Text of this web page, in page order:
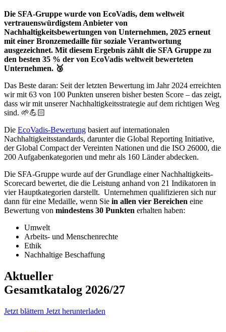
Die SFA-Gruppe wurde von EcoVadis, dem weltweit
vertrauenswürdigstem Anbieter von
Nachhaltigkeitsbewertungen von Unternehmen, 2025 erneut
mit einer Bronzemedaille für soziale Verantwortung
ausgezeichnet. Mit diesem Ergebnis zählt die SFA Gruppe zu
den besten 35 % der von EcoVadis weltweit bewerteten
Unternehmen. 🥉
Das Beste daran: Seit der letzten Bewertung im Jahr 2024 erreichten
wir mit 63 von 100 Punkten unseren bisher besten Score – das zeigt,
dass wir mit unserer Nachhaltigkeitsstrategie auf dem richtigen Weg
sind. 🌱💪🏻
Die EcoVadis-Bewertung basiert auf internationalen
Nachhaltigkeitsstandards, darunter die Global Reporting Initiative,
der Global Compact der Vereinten Nationen und die ISO 26000, die
200 Aufgabenkategorien und mehr als 160 Länder abdecken.
Die SFA-Gruppe wurde auf der Grundlage einer Nachhaltigkeits-
Scorecard bewertet, die die Leistung anhand von 21 Indikatoren in
vier Hauptkategorien darstellt. Unternehmen qualifizieren sich nur
dann für eine Medaille, wenn Sie in allen vier Bereichen eine
Bewertung von mindestens 30 Punkten erhalten haben:
Umwelt
Arbeits- und Menschenrechte
Ethik
Nachhaltige Beschaffung
Aktueller
Gesamtkatalog 2026/27
Jetzt blättern Jetzt herunterladen